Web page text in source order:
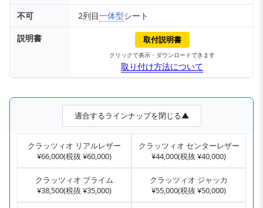
不可
2列目一体型シート
説明書
取付説明書
クリックで表示・ダウンロードできます
取り付け方法について
適合するラインナップを閉じる▲
クラッツィオ リアルレザー
¥66,000(税抜 ¥60,000)
クラッツィオ センターレザー
¥44,000(税抜 ¥40,000)
クラッツィオ プライム
¥38,500(税抜 ¥35,000)
クラッツィオ ジャッカ
¥55,000(税抜 ¥50,000)